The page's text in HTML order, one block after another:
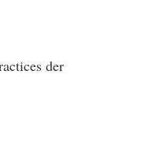
der